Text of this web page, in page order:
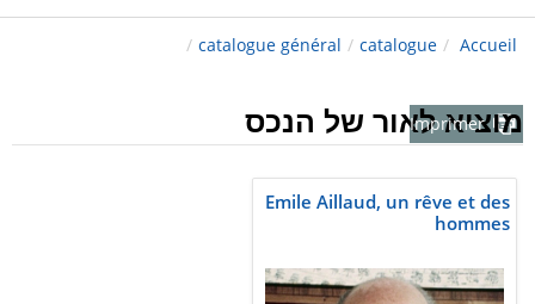
Accueil
/
catalogue
/
catalogue général
/
מוציא לאור של הנכס
Imprimer
Emile Aillaud, un rêve et des
hommes